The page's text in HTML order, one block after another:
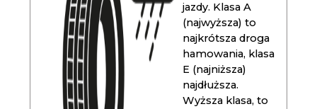
jazdy. Klasa A
(najwyższa) to
najkrótsza droga
hamowania, klasa
E (najniższa)
najdłuższa.
Wyższa klasa, to